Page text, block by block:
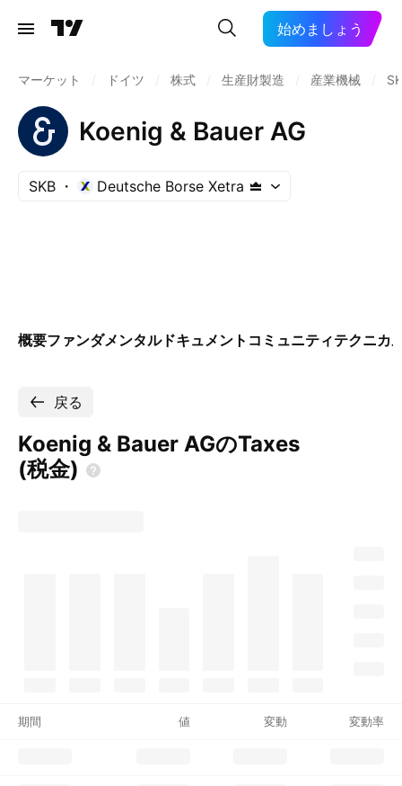
始めましょう
マーケット ドイツ 株式 生産財製造 産業機械
Koenig & Bauer AG
SKB Deutsche Borse Xetra
概要ファンダメンタルドキュメント コミュニティテクニカ
戻る
Koenig & Bauer AGのTaxes
(税金)
期間 値 変動 変動率